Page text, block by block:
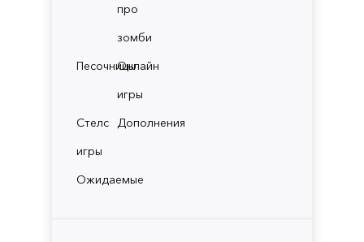
про
зомби
ПесочницыОнлайн
игры
Стелс
игры
Дополнения
Ожидаемые